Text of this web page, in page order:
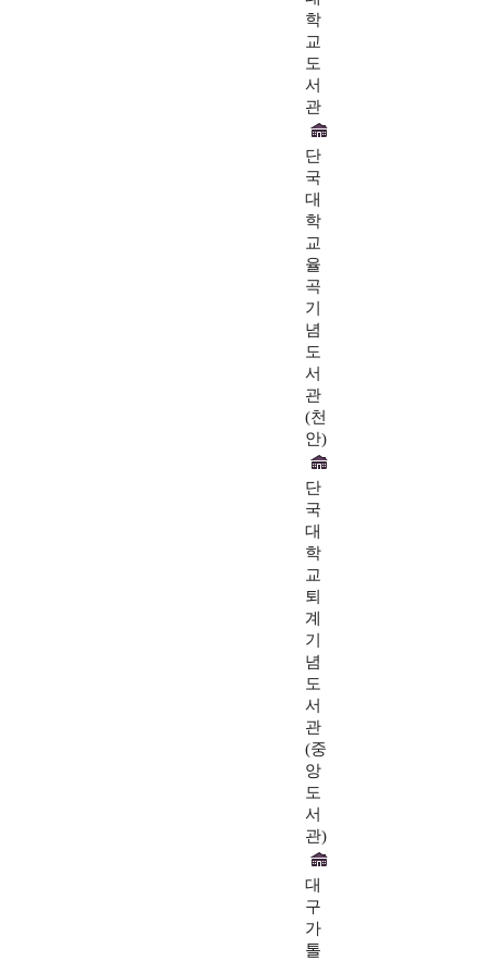
학
교
도
서
관
단
국
대
학
교
율
곡
기
념
도
서
관
(천
안)
단
국
대
학
교
퇴
계
기
념
도
서
관
(중
앙
도
서
관)
대
구
가
톨